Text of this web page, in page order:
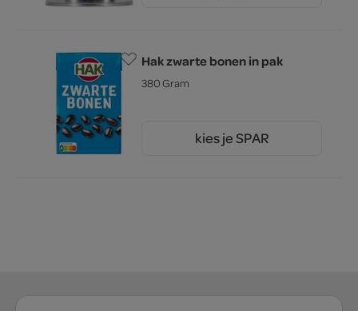
Hak zwarte bonen in pak
380 Gram
kies je SPAR